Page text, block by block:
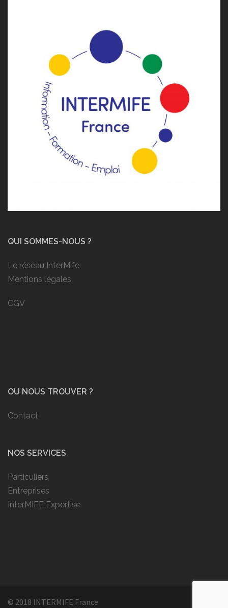
QUI SOMMES-NOUS ?
Le réseau InterMife
Mentions légales
CGV
OU NOUS TROUVER ?
Contact
NOS SERVICES
Particuliers
Entreprises
InterMIFE Expertise
© 2018 INTERMIFE France